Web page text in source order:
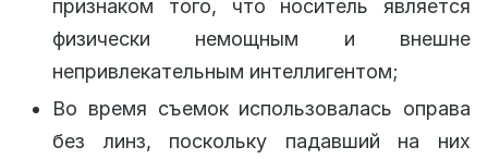
признаком того, что носитель является
физически немощным и внешне
непривлекательным интеллигентом;
Во время съемок использовалась оправа
без линз, поскольку падавший на них